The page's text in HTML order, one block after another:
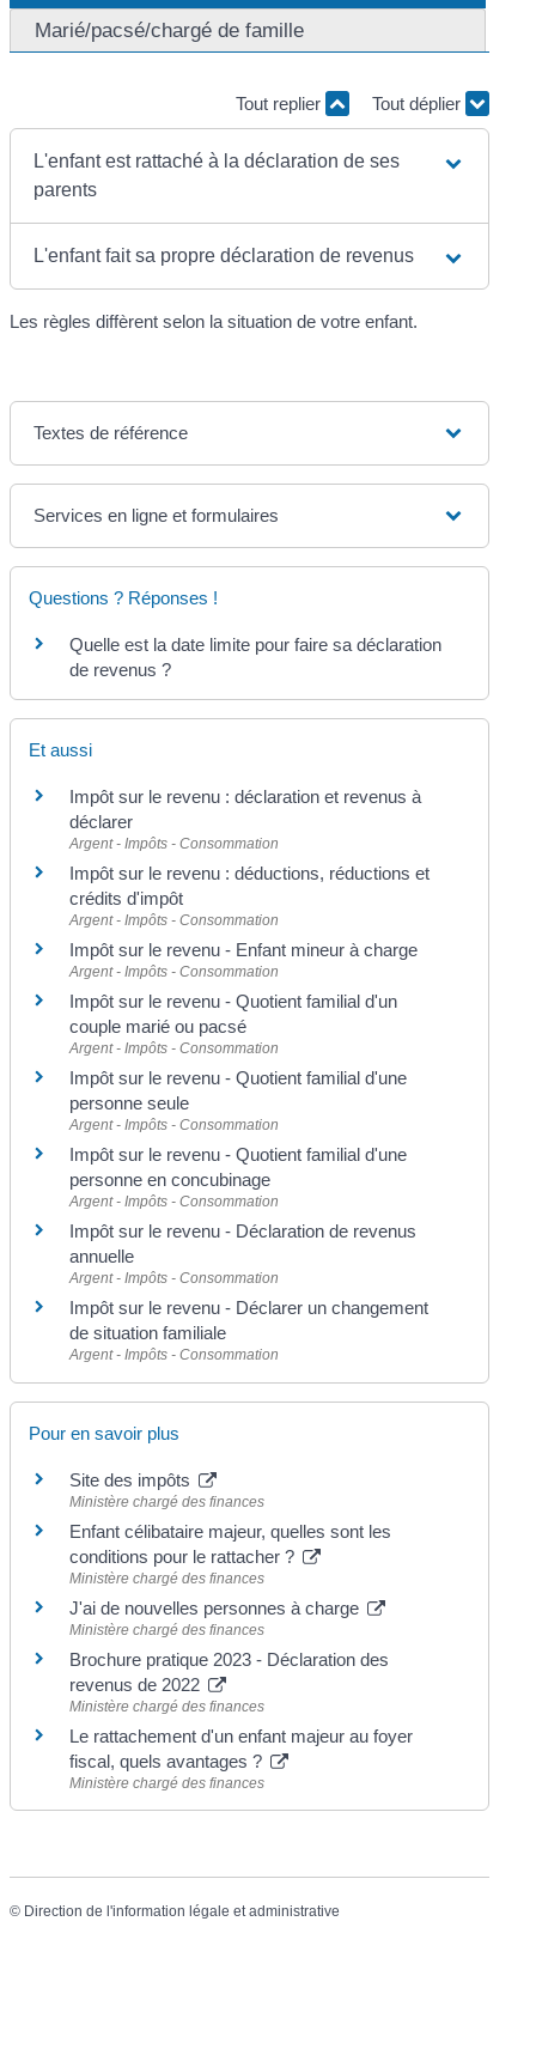
Marié/pacsé/chargé de famille
Tout replier Tout déplier
L'enfant est rattaché à la déclaration de ses
parents
L'enfant fait sa propre déclaration de revenus
Les règles diffèrent selon la situation de votre enfant.
Textes de référence
Services en ligne et formulaires
Questions ? Réponses !
Quelle est la date limite pour faire sa déclaration
de revenus ?
Et aussi
Impôt sur le revenu : déclaration et revenus à
déclarer
Argent - Impôts - Consommation
Impôt sur le revenu : déductions, réductions et
crédits d'impôt
Argent - Impôts - Consommation
Impôt sur le revenu - Enfant mineur à charge
Argent - Impôts - Consommation
Impôt sur le revenu - Quotient familial d'un
couple marié ou pacsé
Argent - Impôts - Consommation
Impôt sur le revenu - Quotient familial d'une
personne seule
Argent - Impôts - Consommation
Impôt sur le revenu - Quotient familial d'une
personne en concubinage
Argent - Impôts - Consommation
Impôt sur le revenu - Déclaration de revenus
annuelle
Argent - Impôts - Consommation
Impôt sur le revenu - Déclarer un changement
de situation familiale
Argent - Impôts - Consommation
Pour en savoir plus
Site des impôts
Ministère chargé des finances
Enfant célibataire majeur, quelles sont les
conditions pour le rattacher ?
Ministère chargé des finances
J'ai de nouvelles personnes à charge
Ministère chargé des finances
Brochure pratique 2023 - Déclaration des
revenus de 2022
Ministère chargé des finances
Le rattachement d'un enfant majeur au foyer
fiscal, quels avantages ?
Ministère chargé des finances
© Direction de l'information légale et administrative